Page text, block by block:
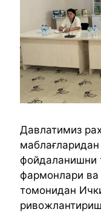
Давлатимиз
фойдаланишни
фармонлари ва
томонидан